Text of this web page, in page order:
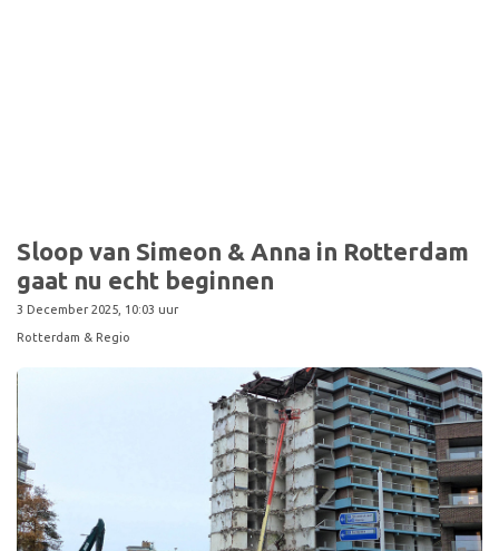
Sloop van Simeon & Anna in Rotterdam
gaat nu echt beginnen
3 December 2025, 10:03 uur
Rotterdam & Regio